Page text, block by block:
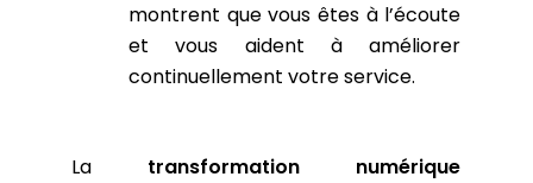
montrent que vous êtes à l’écoute
et vous aident à améliorer
continuellement votre service.
La transformation numérique